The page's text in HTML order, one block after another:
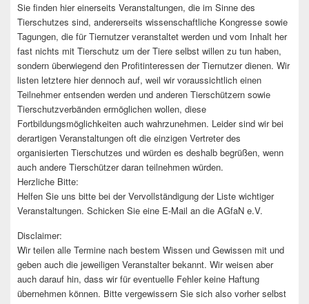
Sie finden hier einerseits Veranstaltungen, die im Sinne des
Tierschutzes sind, andererseits wissenschaftliche Kongresse sowie
Tagungen, die für Tiernutzer veranstaltet werden und vom Inhalt her
fast nichts mit Tierschutz um der Tiere selbst willen zu tun haben,
sondern überwiegend den Profitinteressen der Tiernutzer dienen. Wir
listen letztere hier dennoch auf, weil wir voraussichtlich einen
Teilnehmer entsenden werden und anderen Tierschützern sowie
Tierschutzverbänden ermöglichen wollen, diese
Fortbildungsmöglichkeiten auch wahrzunehmen. Leider sind wir bei
derartigen Veranstaltungen oft die einzigen Vertreter des
organisierten Tierschutzes und würden es deshalb begrüßen, wenn
auch andere Tierschützer daran teilnehmen würden.
Herzliche Bitte:
Helfen Sie uns bitte bei der Vervollständigung der Liste wichtiger
Veranstaltungen. Schicken Sie eine E-Mail an die AGfaN e.V.
Disclaimer:
Wir teilen alle Termine nach bestem Wissen und Gewissen mit und
geben auch die jeweiligen Veranstalter bekannt. Wir weisen aber
auch darauf hin, dass wir für eventuelle Fehler keine Haftung
übernehmen können. Bitte vergewissern Sie sich also vorher selbst